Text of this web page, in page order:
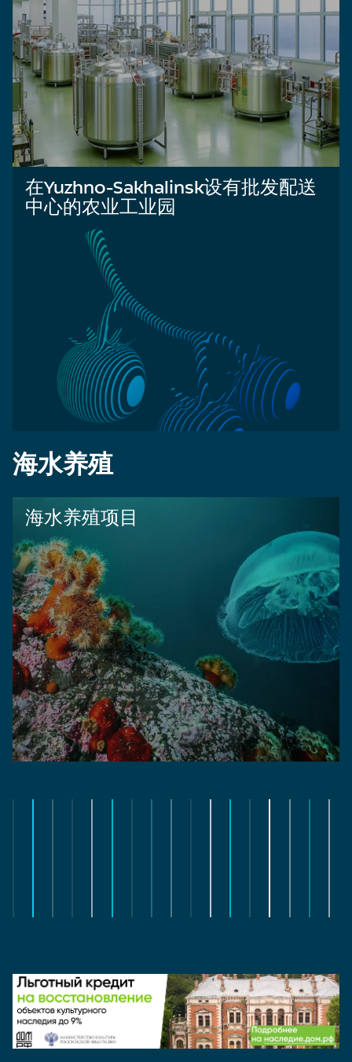
在Yuzhno-Sakhalinsk设有批发配送
中心的农业工业园
海水养殖
海水养殖项目